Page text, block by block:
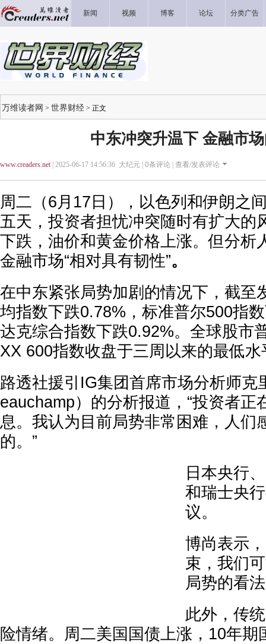
新闻 视频 博客 论坛 分类广告
万维读者网 > 世界财经 > 正文
中东冲突升温下 金融市
www.creaders.net| 2025-06-17 14:56:36 大纪元 | 0条评论 | 查看/发表评论
周二（6月17日），以色列和伊朗之
五天，投资者担忧冲突随时有扩大的
下跌，油价和黄金价格上涨。但分析
金融市场“相对具有韧性”。
在中东紧张局势加剧的情况下，截至
均指数下跌0.78%，标准普尔500指
达克综合指数下跌0.92%。全球股市
XX 600指数收盘于三周以来的最低水
路透社援引IG集团首席市场分析师克
eauchamp）的分析报道，“投资者正
息。我认为目前局势非常困难，人们
的。”
日本央行
和瑞士央
议。
博尚表示
束，我们
局势的看
此外，传
险情绪。周二美国国债上涨，10年期